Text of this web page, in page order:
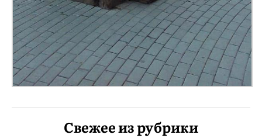
Свежее из рубрики